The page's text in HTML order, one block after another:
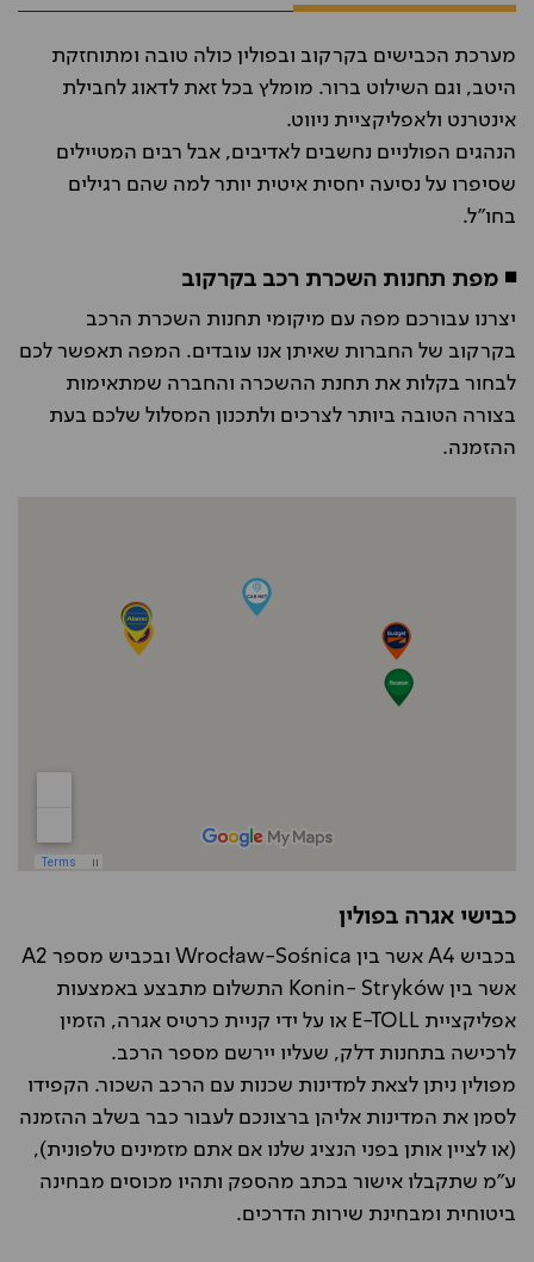
מערכת הכבישים בקרקוב ובפולין כולה טובה ומתוחזקת
היטב, וגם השילוט ברור. מומלץ בכל זאת לדאוג לחבילת
אינטרנט ולאפליקציית ניווט.
הנהגים הפולניים נחשבים לאדיבים, אבל רבים המטיילים
שסיפרו על נסיעה יחסית איטית יותר למה שהם רגילים
בחו"ל.
◾ מפת תחנות השכרת רכב בקרקוב
יצרנו עבורכם מפה עם מיקומי תחנות השכרת הרכב
בקרקוב של החברות שאיתן אנו עובדים. המפה תאפשר לכם
לבחור בקלות את תחנת ההשכרה והחברה שמתאימות
בצורה הטובה ביותר לצרכים ולתכנון המסלול שלכם בעת
ההזמנה.
כבישי אגרה בפולין
בכביש A4 אשר בין Wrocław-Sośnica ובכביש מספר A2
אשר בין Konin- Stryków התשלום מתבצע באמצעות
אפליקציית E-TOLL או על ידי קניית כרטיס אגרה, הזמין
לרכישה בתחנות דלק, שעליו יירשם מספר הרכב.
מפולין ניתן לצאת למדינות שכנות עם הרכב השכור. הקפידו
לסמן את המדינות אליהן ברצונכם לעבור כבר בשלב ההזמנה
(או לציין אותן בפני הנציג שלנו אם אתם מזמינים טלפונית),
ע"מ שתקבלו אישור בכתב מהספק ותהיו מכוסים מבחינה
ביטוחית ומבחינת שירות הדרכים.